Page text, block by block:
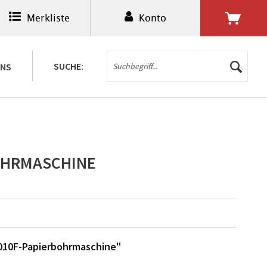
Merkliste Konto 0,00 € *
SUCHE:
Papierbohrmaschine"